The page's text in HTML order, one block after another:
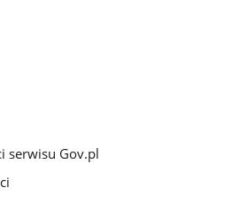
serwisu Gov.pl